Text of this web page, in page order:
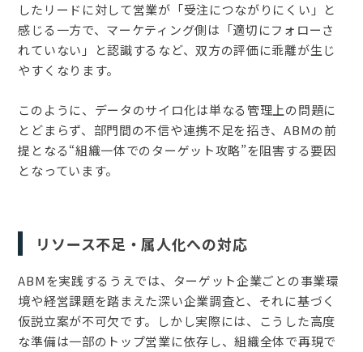
したリードに対して営業が「受注につながりにくい」と
感じる一方で、マーケティング側は「適切にフォローさ
れていない」と認識するなど、双方の評価に乖離が生じ
やすくなります。
このように、データのサイロ化は単なる管理上の問題に
とどまらず、部門間の不信や連携不足を招き、ABMの前
提となる“組織一体でのターゲット攻略”を阻害する要因
となっています。
リソース不足・属人化への対応
ABMを実践するうえでは、ターゲット企業ごとの事業環
境や経営課題を踏まえた深い企業調査と、それに基づく
仮説立案が不可欠です。しかし実際には、こうした高度
な準備は一部のトップ営業に依存し、組織全体で再現で